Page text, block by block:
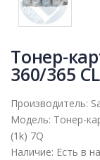
Тонер-
360/365
Производитель:
Модель: Тонер-
(1k) 7Q
Наличие: Есть в